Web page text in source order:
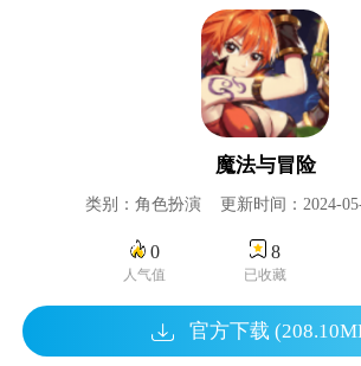
魔法与冒险
类别：角色扮演 更新时间：2024-
0
人气值
8
已收藏
官方下载